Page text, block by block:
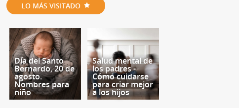
LO MÁS VISITADO
Día del Santo
Bernardo, 20 de
agosto.
Nombres para
niño
Salud mental de
los padres -
Cómo cuidarse
para criar mejor
a los hijos